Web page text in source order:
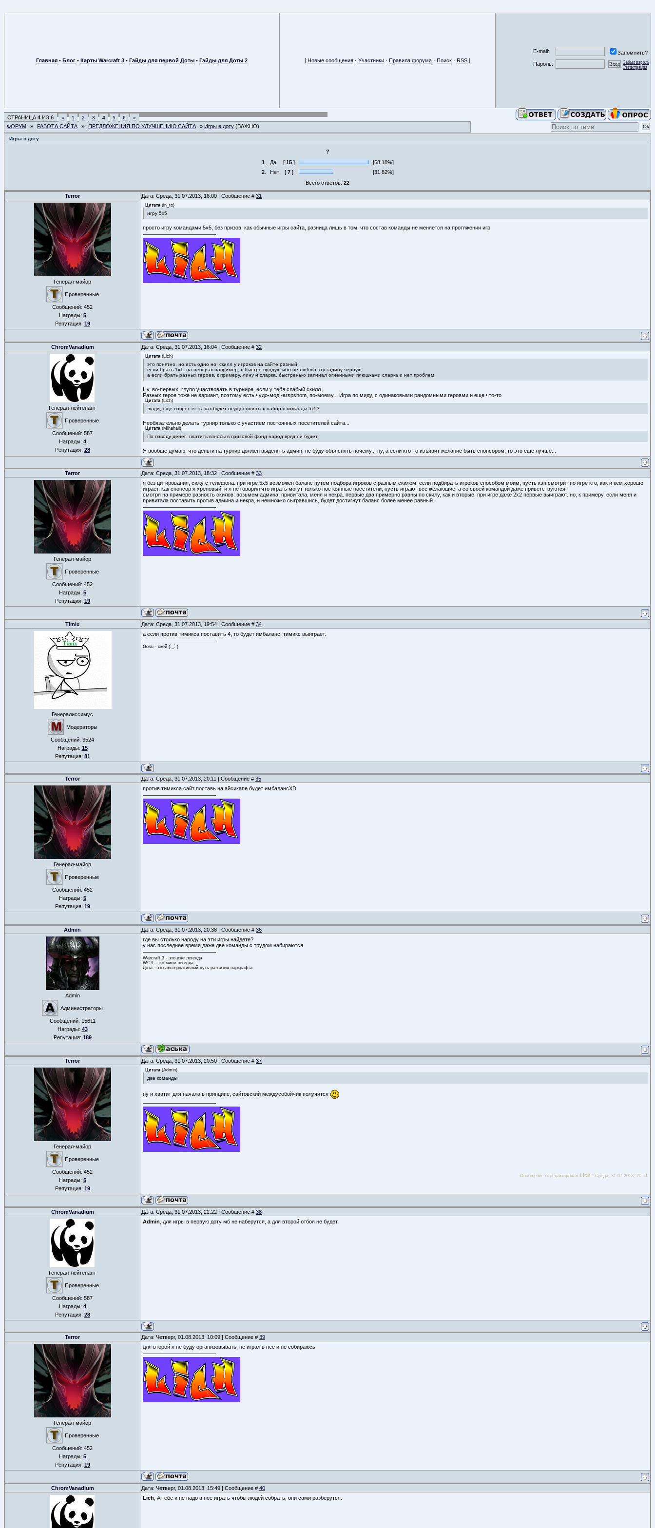
Главная • Блог • Карты Warcraft 3 • Гайды для первой Доты • Гайды для Доты 2 [ Новые сообщения · Участники · Правила форума · Поиск · RSS ]
E-mail:
Запомнить?
Пароль:
Забыл пароль
Регистрация
СТРАНИЦА 4 ИЗ 6 « 1 2 3 4 5 6 »
ФОРУМ » РАБОТА САЙТА » ПРЕДЛОЖЕНИЯ ПО УЛУЧШЕНИЮ САЙТА » Игры в доту (ВАЖНО)
Игры в доту
?
1. Да [ 15]
[68.18%]
2. Нет [ 7]
[31.82%]
Всего ответов: 22
Terror Дата: Среда, 31.07.2013, 16:00 | Сообщение # 31
Генерал-майор
Проверенные
Сообщений: 452
Награды: 5
Репутация: 19
Цитата (in_to)
игру 5х5
просто игру командами 5х5, без призов, как обычные игры сайта, разница лишь в том, что состав команды не меняется на протяжении игр
ChromVanadium Дата: Среда, 31.07.2013, 16:04 | Сообщение # 32
Генерал-лейтенант
Проверенные
Сообщений: 587
Награды: 4
Репутация: 28
Цитата (Lich)
это понятно, но есть одно но: скилл у игроков на сайте разный
если брать 1х1, на неверах например, я быстро продую ибо не люблю эту гадину черную
а если брать разных героев, к примеру, лину и сларка, быстренько запинал огненными плюшками сларка и нет проблем
Ну, во-первых, глупо участвовать в турнире, если у тебя слабый скилл.
Разных герое тоже не вариант, поэтому есть чудо-мод -arspshom, по-моему... Игра по миду, с одинаковыми рандомными героями и еще что-то
Цитата (Lich)
люди, еще вопрос есть: как будет осуществляться набор в команды 5х5?
Необязательно делать турнир только с участием постоянных посетителей сайта...
Цитата (Mihahail )
По поводу денег: платить взносы в призовой фонд народ вряд ли будет.
Я вообще думаю, что деньги на турнир должен выделять админ, не буду объяснять почему... ну, а если кто-то изъявит желание быть спонсором, то это еще лучше...
Terror Дата: Среда, 31.07.2013, 18:32 | Сообщение # 33
Генерал-майор
Проверенные
Сообщений: 452
Награды: 5
Репутация: 19
я без цитирования, сижу с телефона. при игре 5х5 возможен баланс путем подбора игроков с разным скилом. если подбирать игроков способом моим, пусть кэп смотрит по игре кто, как и кем хорошо
играет. как спонсор я хреновый. и я не говорил что играть могут только постоянные посетители, пусть играют все желающие, а со своей командой даже приветствуются.
смотря на примере разность скилов: возьмем админа, привитала, меня и некра. первые два примерно равны по скилу, как и вторые. при игре даже 2х2 первые выиграют. но, к примеру, если меня и
привитала поставить против админа и некра, и немножко сыгравшись, будет достигнут баланс более менее равный.
Timix Дата: Среда, 31.07.2013, 19:54 | Сообщение # 34
Генералиссимус
Модераторы
Сообщений: 3524
Награды: 15
Репутация: 81
а если против тимикса поставить 4, то будет имбаланс, тимикс выиграет.
Gosu - окей (.́_.̀ )
Terror Дата: Среда, 31.07.2013, 20:11 | Сообщение # 35
Генерал-майор
Проверенные
Сообщений: 452
Награды: 5
Репутация: 19
против тимикса сайт поставь на айсикапе будет имбалансXD
Admin Дата: Среда, 31.07.2013, 20:38 | Сообщение # 36
Admin
Администраторы
Сообщений: 15611
Награды: 43
Репутация: 189
где вы столько народу на эти игры найдете?
у нас последнее время даже две команды с трудом набираются
Warcraft 3 - это уже легенда
WC3 - это мини-легенда
Дота - это альтернативный путь развития варкрафта
Terror Дата: Среда, 31.07.2013, 20:50 | Сообщение # 37
Генерал-майор
Проверенные
Сообщений: 452
Награды: 5
Репутация: 19
Цитата (Admin)
две команды
ну и хватит для начала в принципе, сайтовский междусобойчик получится
Сообщение отредактировал Lich - Среда, 31.07.2013, 20:51
ChromVanadium Дата: Среда, 31.07.2013, 22:22 | Сообщение # 38
Генерал-лейтенант
Проверенные
Сообщений: 587
Награды: 4
Репутация: 28
Admin , для игры в первую доту мб не наберутся, а для второй отбоя не будет
Terror Дата: Четверг, 01.08.2013, 10:09 | Сообщение # 39
Генерал-майор
Проверенные
Сообщений: 452
Награды: 5
Репутация: 19
для второй я не буду организовывать, не играл в нее и не собираюсь
ChromVanadium Дата: Четверг, 01.08.2013, 15:49 | Сообщение # 40
Lich , А тебе и не надо в нее играть чтобы людей собрать, они сами разберутся.